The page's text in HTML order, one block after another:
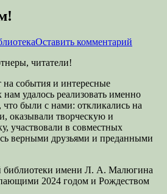
Оставить комментарий
читатели!
события и интересные
удалось реализовать именно
что были с нами: откликались на
оказывали творческую и
участвовали в совместных
верными друзьями и преданными
библиотеки имени Л. А. Малюгина
2024 годом и Рождеством